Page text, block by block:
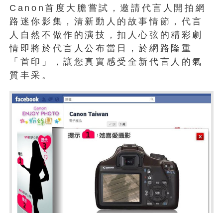
Canon首度大膽嘗試，邀請代言人開拍網
路迷你影集，清新動人的故事情節，代言
人自然不做作的演技，扣人心弦的精彩劇
情即將於代言人公布當日，於網路隆重
「首印」，讓您真實感受全新代言人的氣
質丰采。